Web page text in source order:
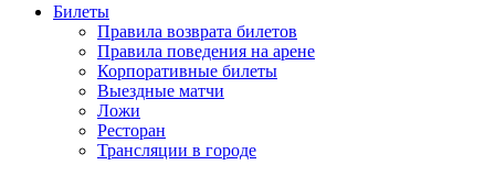
Билеты
Правила возврата билетов
Правила поведения на арене
Корпоративные билеты
Выездные матчи
Ложи
Ресторан
Трансляции в городе